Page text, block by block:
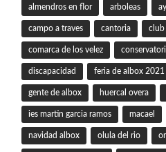
almendros en flor arboleas
campo a traves cantoria club
comarca de los velez
discapacidad feria de albox 2021
gente de albox huercal overa
ies martin garcia ramos macael
navidad albox olula del rio